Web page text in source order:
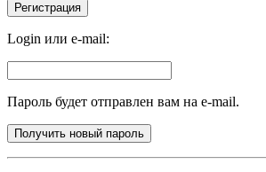
Login или e-mail:
Пароль будет отправлен вам на e-mail.